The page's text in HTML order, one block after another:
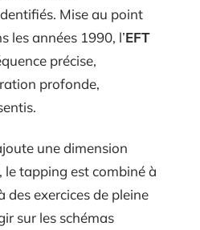
Mise au point
les années 1990, l’EFT
précise,
profonde,
une dimension
le tapping est combiné à
des exercices de pleine
sur les schémas